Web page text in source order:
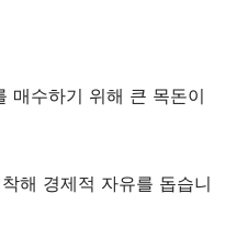
매수하기 위해 큰 목돈이
해 경제적 자유를 돕습니